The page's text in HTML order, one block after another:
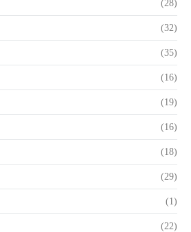
(28)
(32)
(35)
(16)
(19)
(16)
(18)
(29)
(1)
(22)